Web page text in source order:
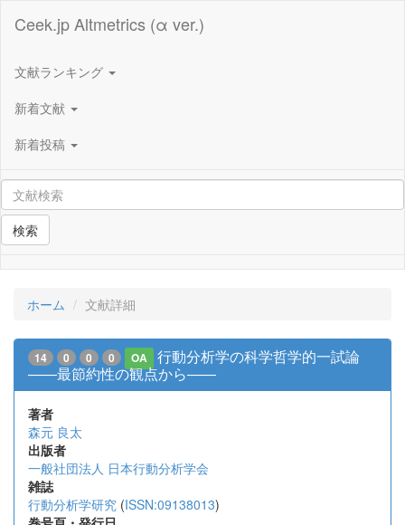
Ceek.jp Altmetrics (α ver.)
文献ランキング
新着文献
新着投稿
検索
ホーム 文献詳細
14 0 0 0 OA
行動分析学の科学哲学的一試論
――最節約性の観点から――
著者
森元 良太
出版者
一般社団法人 日本行動分析学会
雑誌
行動分析学研究 (ISSN:09138013)